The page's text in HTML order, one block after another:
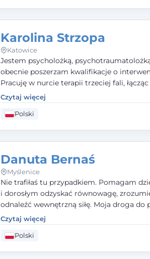
Karolina Strzopa
Katowice
Jestem psycholożką,
obecnie poszerzam kwalifikacje o
Pracuję w nurcie terapii trzeciej fali,
potwierdzonej skuteczności. Towarzyszę
dorosłym i parom w radzeniu sobie z
doświadczeniami tak, by mogli żyć pełniej.
Czytaj więcej
Polski
Danuta Bernaś
Myślenice
Nie trafiłaś tu przypadkiem. Pomagam
i dorosłym odzyskać równowagę,
odnaleźć wewnętrzną siłę. Moja droga do
zaczęła się od życia - pełnego wyzwań,
uważności, empatii i pokory. Dziś łączę
nauczycielki, psychologa, psychoterapeuty
Czytaj więcej
Polski